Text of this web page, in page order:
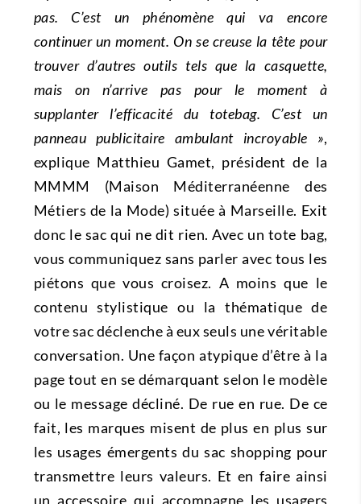
pas. C’est un phénomène qui va encore
continuer un moment. On se creuse la tête pour
trouver d’autres outils tels que la casquette,
mais on n’arrive pas pour le moment à
supplanter l’efficacité du totebag. C’est un
panneau publicitaire ambulant incroyable »,
explique Matthieu Gamet, président de la
MMMM (Maison Méditerranéenne des
Métiers de la Mode) située à Marseille. Exit
donc le sac qui ne dit rien. Avec un tote bag,
vous communiquez sans parler avec tous les
piétons que vous croisez. A moins que le
contenu stylistique ou la thématique de
votre sac déclenche à eux seuls une véritable
conversation. Une façon atypique d’être à la
page tout en se démarquant selon le modèle
ou le message décliné. De rue en rue. De ce
fait, les marques misent de plus en plus sur
les usages émergents du sac shopping pour
transmettre leurs valeurs. Et en faire ainsi
un accessoire qui accompagne les usagers